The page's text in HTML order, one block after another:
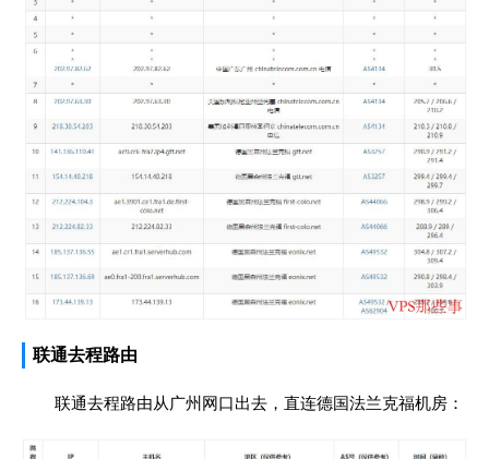
联通去程路由
联通去程路由从广州网口出去，直连德国法兰克福机房：